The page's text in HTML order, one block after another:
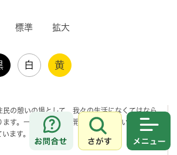
標準 拡大
白 黄
お問合せ
さがす
～
しています
民の憩いの場として、我々の生活になくてはなら
ます。一方で、市街地開発や相続に伴い緑地はだ
ます。